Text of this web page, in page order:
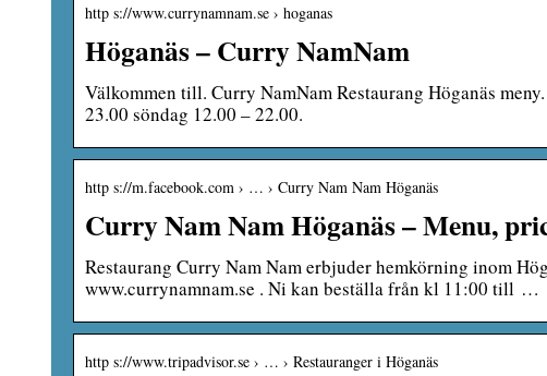
http s://www.currynamnam.se › hoganas
Höganäs – Curry NamNam
Välkommen till. Curry NamNam Restaurang Höganäs
23.00 söndag 12.00 – 22.00.
http s://m.facebook.com › … › Curry Nam Nam Höganäs
Curry Nam Nam Höganäs – Menu,
Restaurang Curry Nam Nam erbjuder hemkörning inom
www.currynamnam.se . Ni kan beställa från kl 11:00 till …
http s://www.tripadvisor.se › … › Restauranger i Höganäs